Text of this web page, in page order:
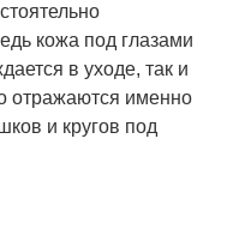
кожа под глазами
в уходе, так и
отражаются именно
и кругов под